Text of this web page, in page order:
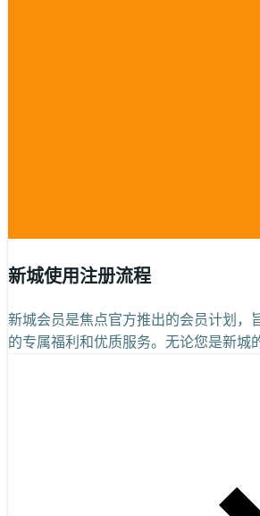
新城使用注册流程
新城会员是焦点官方推出的会员计划，
的专属福利和优质服务。无论您是新城